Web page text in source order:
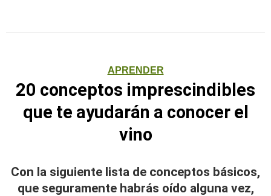
APRENDER
20 conceptos imprescindibles
que te ayudarán a conocer el
vino
Con la siguiente lista de conceptos básicos,
que seguramente habrás oído alguna vez,